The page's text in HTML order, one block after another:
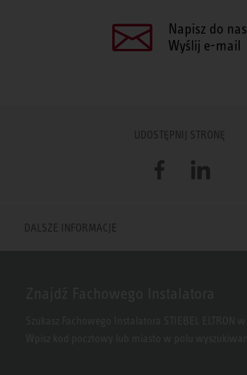
Napisz do nas
Wyślij e-mail
UDOSTĘPNIJ STRONĘ
FacebookLinkedIn
DALSZE INFORMACJE